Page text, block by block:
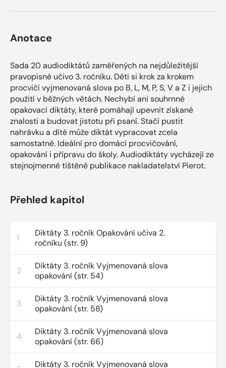
Anotace
Sada 20 audiodiktátů zaměřených na nejdůležitější
pravopisné učivo 3. ročníku. Děti si krok za krokem
procvičí vyjmenovaná slova po B, L, M, P, S, V a Z i jejich
použití v běžných větách. Nechybí ani souhrnné
opakovací diktáty, které pomáhají upevnit získané
znalosti a budovat jistotu při psaní. Stačí pustit
nahrávku a dítě může diktát vypracovat zcela
samostatně. Ideální pro domácí procvičování,
opakování i přípravu do školy. Audiodiktáty vycházejí ze
stejnojmenné tištěné publikace nakladatelství Pierot.
Přehled kapitol
1
Diktáty 3. ročník Opakování učiva 2.
ročníku (str. 9)
2
Diktáty 3. ročník Vyjmenovaná slova
opakování (str. 54)
3
Diktáty 3. ročník Vyjmenovaná slova
opakování (str. 58)
4
Diktáty 3. ročník Vyjmenovaná slova
opakování (str. 66)
Diktáty 3. ročník Vyjmenovaná slova